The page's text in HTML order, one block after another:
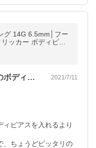
グ 14G 6.5mm│フー
ッカー ボディピア
ゴールド プラチナ
リング状なので、普通の棒状のボディピア… 2021/7/11
ィピアスを入れるより
、ちょうどピッタリの